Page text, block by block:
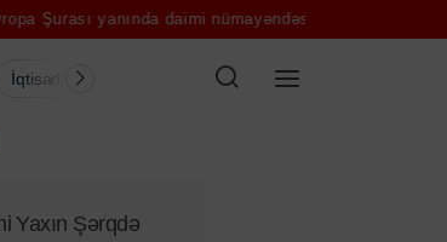
daimi nümayəndəsi geri çağırıldı
İqtisadiyyat Şou-biznes Müsahibə
Yaxın Şərqdə